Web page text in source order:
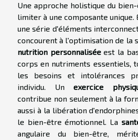
Une approche holistique du
limiter à une composante
une série d'éléments
concourent à l'optimisation de la
nutrition personnaliséeest la
corps en nutriments essentiels,
les besoins et intolérances
individu. Unexercice
contribue non seulement à la
aussi à la libération
le bien-être émotionnel. La
angulaire du bien-être,